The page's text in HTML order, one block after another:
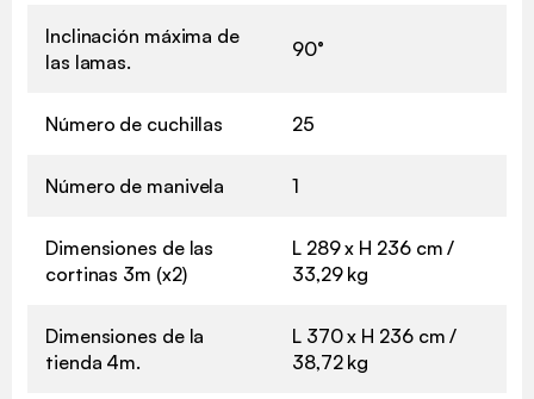
Inclinación máxima de
las lamas.
90°
Número de cuchillas 25
Número de manivela 1
Dimensiones de las
cortinas 3m (x2)
L 289 x H 236 cm /
33,29 kg
Dimensiones de la
tienda 4m.
L 370 x H 236 cm /
38,72 kg